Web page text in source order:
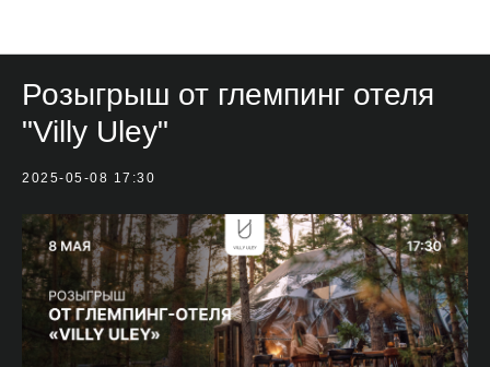
Розыгрыш от глемпинг отеля
"Villy Uley"
2025-05-08 17:30